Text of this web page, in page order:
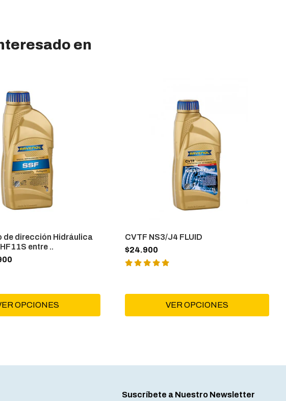
en
de dirección Hidráulica
entre ..
OPCIONES
CVTF NS3/J4 FLUID
$24.900
VER OPCIONES
Suscríbete a Nuestro Newsletter